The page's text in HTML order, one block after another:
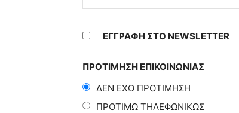
ΕΓΓΡΑΦΗ ΣΤΟ NEWSLETTER
ΠΡΟΤΙΜΗΣΗ ΕΠΙΚΟΙΝΩΝΙΑΣ
ΔΕΝ ΕΧΩ ΠΡΟΤΙΜΗΣΗ
ΠΡΟΤΙΜΩ ΤΗΛΕΦΩΝΙΚΩΣ